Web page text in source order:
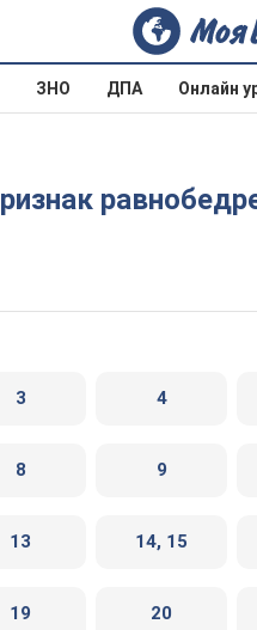
ЗНО ДПА Онлайн
3 4
8 9
13 14, 15
19 20